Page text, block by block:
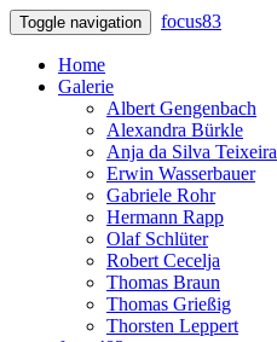
Toggle navigation focus83
Home
Galerie
Albert Gengenbach
Alexandra Bürkle
Anja da Silva Teixeira
Erwin Wasserbauer
Gabriele Rohr
Hermann Rapp
Olaf Schlüter
Robert Cecelja
Thomas Braun
Thomas Grießig
Thorsten Leppert